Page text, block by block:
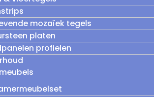
mozaïek tegels
platen
profielen